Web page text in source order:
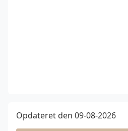
Opdateret den 09-08-2026